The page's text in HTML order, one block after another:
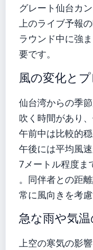
グレート仙台カ
上のライブ予報
ラウンド中に強
要です。
風の変化と
仙台湾からの季
吹く時間があり
午前中は比較的穏
午後には平均風
7メートル程度ま
。同伴者との距離
常に風向きを考
急な雨や気
上空の寒気の影響